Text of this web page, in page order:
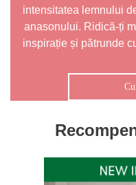
intensitatea lemnului
anasonului. Ridică-ți
inspirație și pătrunde